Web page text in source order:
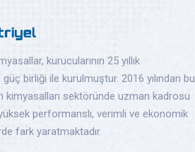
kurucularının 25 yıllık
birliği ile kurulmuştur. 2016 yılından bu
sektöründe uzman kadrosu
performanslı, verimli ve ekonomik
fark yaratmaktadır.